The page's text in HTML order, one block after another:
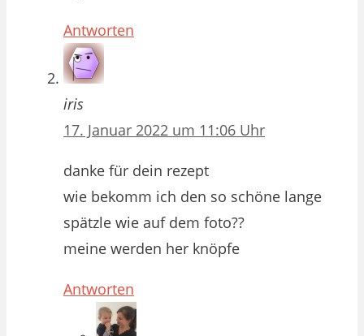
Antworten
iris
17. Januar 2022 um 11:06 Uhr
danke für dein rezept
wie bekomm ich den so schöne lange
spätzle wie auf dem foto??
meine werden her knöpfe
Antworten